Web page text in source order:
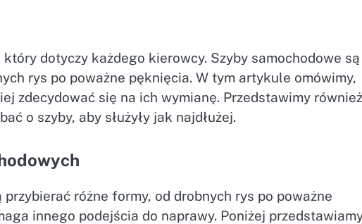
dotyczy każdego kierowcy. Szyby samochodowe są
rys po poważne pęknięcia. W tym artykule omówimy,
zdecydować się na ich wymianę. Przedstawimy również
o szyby, aby służyły jak najdłużej.
różne formy, od drobnych rys po poważne
innego podejścia do naprawy. Poniżej